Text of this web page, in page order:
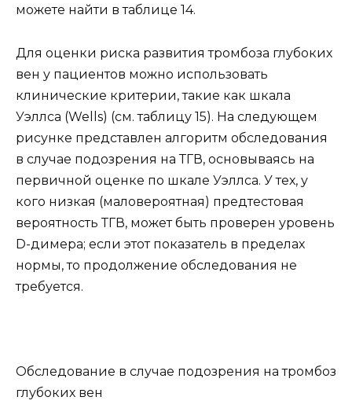
можете найти в таблице 14.
Для оценки риска развития тромбоза глубоких
вен у пациентов можно использовать
клинические критерии, такие как шкала
Уэллса (Wells) (см. таблицу 15). На следующем
рисунке представлен алгоритм обследования
в случае подозрения на ТГВ, основываясь на
первичной оценке по шкале Уэллса. У тех, у
кого низкая (маловероятная) предтестовая
вероятность ТГВ, может быть проверен уровень
D-димера; если этот показатель в пределах
нормы, то продолжение обследования не
требуется.
Обследование в случае подозрения на тромбоз
глубоких вен